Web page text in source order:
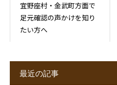
宜野座村・金武町方面で
足元確認の声かけを知り
たい方へ
最近の記事